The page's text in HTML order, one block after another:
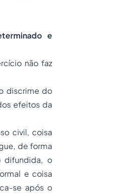
e
não faz
discrime do
efeitos da
civil, coisa
de forma
difundida, o
e coisa
se após o